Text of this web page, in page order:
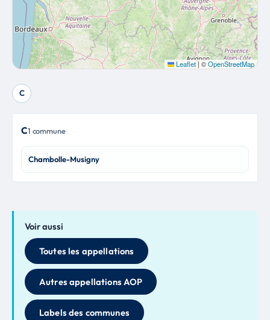
Leaflet| ©OpenStreetMap
C
C1 commune
Chambolle-Musigny
Voir aussi
Toutes les appellations
Autres appellations AOP
Labels des communes